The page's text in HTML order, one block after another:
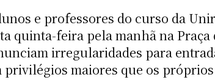
e professores do curso da
feira pela manhã na Praça
irregularidades para
maiores que os